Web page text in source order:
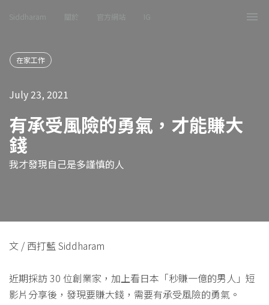
Siddharam 關於 官方網站 IG
在家工作
July 23, 2021
有承受風險的勇氣，才能賺大
錢
我才發現自己是多謹慎的人
文 / 西打藍 Siddharam
近期採訪 30 位創業家，加上看日本「秒賺一億的男人」短
影片分享後，發現要賺大錢，需要有承受風險的勇氣。